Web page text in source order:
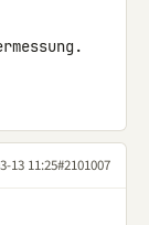
13 11:25#2101007